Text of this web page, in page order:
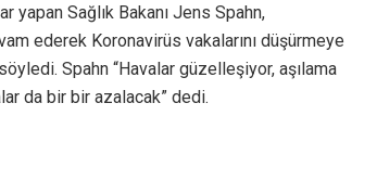
yapan Sağlık Bakanı Jens Spahn,
ederek Koronavirüs vakalarını düşürmeye
Spahn “Havalar güzelleşiyor, aşılama
da bir bir azalacak” dedi.